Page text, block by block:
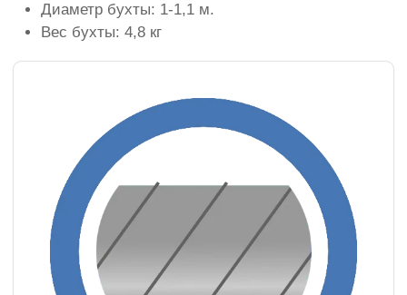
Диаметр бухты: 1-1,1 м.
Вес бухты: 4,8 кг